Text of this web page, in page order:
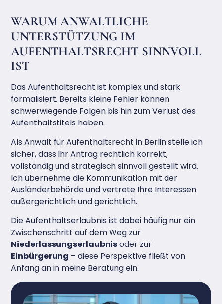
WARUM ANWALTLICHE
UNTERSTÜTZUNG IM
AUFENTHALTSRECHT SINNVOLL
IST
Das Aufenthaltsrecht ist komplex und stark
formalisiert. Bereits kleine Fehler können
schwerwiegende Folgen bis hin zum Verlust des
Aufenthaltstitels haben.
Als Anwalt für Aufenthaltsrecht in Berlin stelle ich
sicher, dass Ihr Antrag rechtlich korrekt,
vollständig und strategisch sinnvoll gestellt wird.
Ich übernehme die Kommunikation mit der
Ausländerbehörde und vertrete Ihre Interessen
außergerichtlich und gerichtlich.
Die Aufenthaltserlaubnis ist dabei häufig nur ein
Zwischenschritt auf dem Weg zur
Niederlassungserlaubnisoder zur
Einbürgerung – diese Perspektive fließt von
Anfang an in meine Beratung ein.